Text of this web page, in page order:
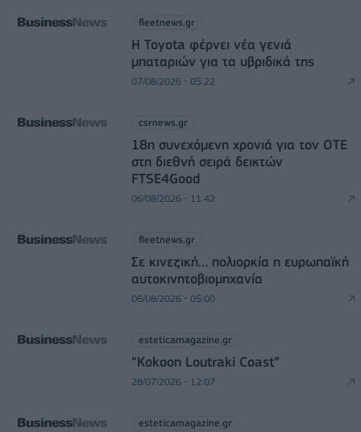
fleetnews.gr
Η Toyota φέρνει νέα γενιά
μπαταριών για τα υβριδικά της
07/08/2026 - 05:22
csrnews.gr
18η συνεχόμενη χρονιά για τον ΟΤΕ
στη διεθνή σειρά δεικτών
FTSE4Good
06/08/2026 - 11:42
fleetnews.gr
Σε κινεζική… πολιορκία η ευρωπαϊκή
αυτοκινητοβιομηχανία
06/08/2026 - 05:00
esteticamagazine.gr
“Kokoon Loutraki Coast”
28/07/2026 - 12:07
esteticamagazine.gr